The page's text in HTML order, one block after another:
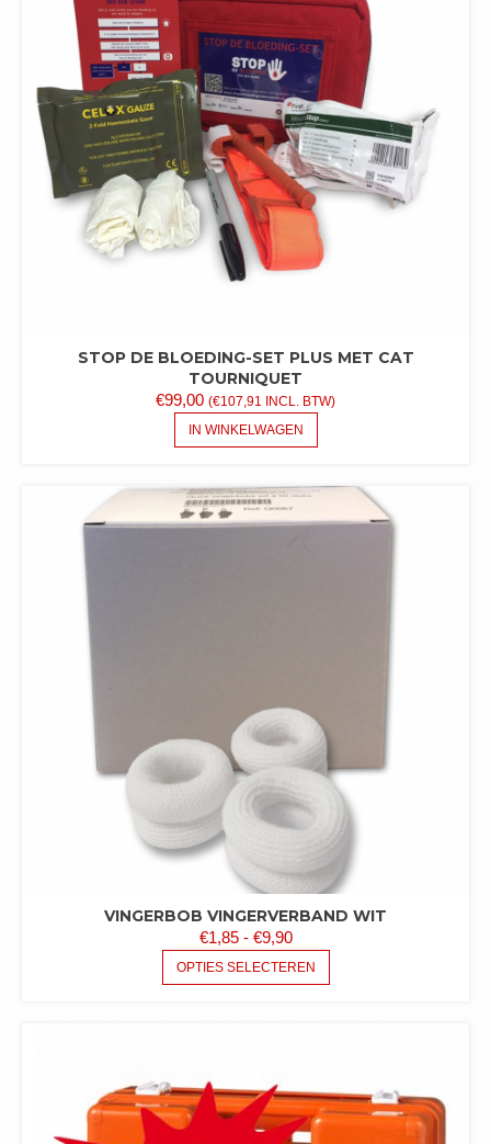
KAN
GEKOZEN
WORDEN
OP
DE
PRODUCTPAGINA
STOP DE BLOEDING-SET PLUS MET CAT
TOURNIQUET
€99,00 (€107,91 INCL. BTW)
IN WINKELWAGEN
VINGERBOB VINGERVERBAND WIT
€1,85 - €9,90PRIJSKLASSE:
€1,85
TOT
OPTIES SELECTEREN
PRODUCT
OPTIE
KAN